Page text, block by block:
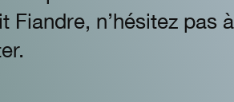
Fiandre, n’hésitez pas à